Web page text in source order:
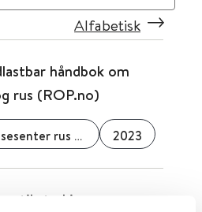
Alfabetisk
håndbok om
rus (ROP.no)
Kompetansesenter rus - region øst (KoRus-Øst) 2023
til styrking av